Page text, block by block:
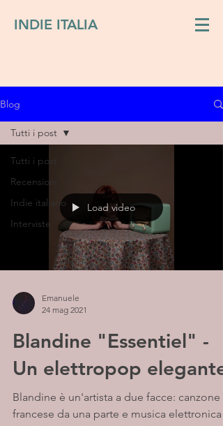
INDIE ITALIA
Blog
Tutti i post
Recensioni
Indie italiano
Interviste
Tutti i post
Load video
Emanuele
24 mag 2021
Blandine "Essentiel" -
Un elettropop elegante
Blandine è un'artista a due facce: canzone
francese da una parte e musica elettronica